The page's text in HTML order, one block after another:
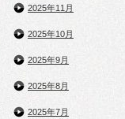
2025年11月
2025年10月
2025年9月
2025年8月
2025年7月